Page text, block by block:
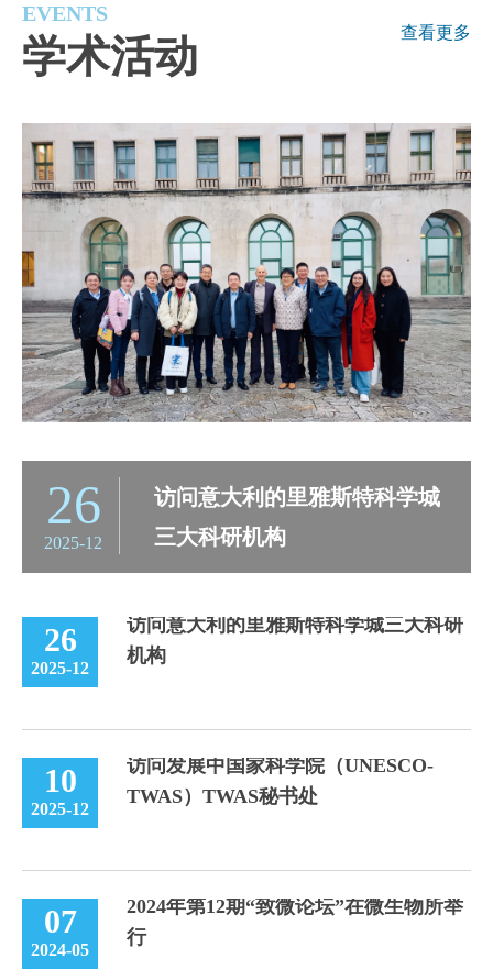
EVENTS
学术活动 查看更多
26
2025-12
访问意大利的里雅斯特科学城
三大科研机构
26
2025-12
访问意大利的里雅斯特科学城三大科研
机构
10
2025-12
访问发展中国家科学院（UNESCO-
TWAS）TWAS秘书处
07
2024-05
2024年第12期“致微论坛”在微生物所举
行